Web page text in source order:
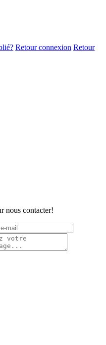
Retour connexion Retour
nous contacter!